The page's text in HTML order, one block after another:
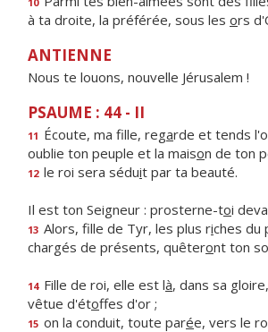
à ta droite, la préférée, sous les ors
ANTIENNE
Nous te louons, nouvelle Jérusalem !
PSAUME : 44 - II
11 Écoute, ma fille, regarde et tends
oublie ton peuple et la maison de ton
12 le roi sera séduit par ta beauté.
Il est ton Seigneur : prosterne-toi
13 Alors, fille de Tyr, les plus riches du
chargés de présents, quêteront ton
14 Fille de roi, elle est là, dans sa gloire,
vêtue d'étoffes d'or ;
15 on la conduit, toute parée, vers le